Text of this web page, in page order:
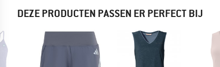
DEZE PRODUCTEN PASSEN ER PERFECT BIJ